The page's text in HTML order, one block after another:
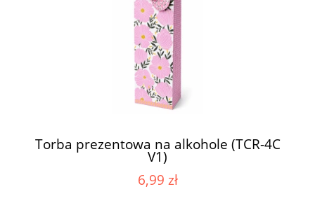
Torba prezentowa na alkohole (TCR-4C
V1)
6,99 zł